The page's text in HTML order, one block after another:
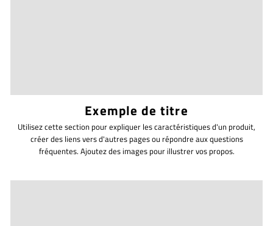
Exemple de titre
Utilisez cette section pour expliquer les caractéristiques d'un produit,
créer des liens vers d'autres pages ou répondre aux questions
fréquentes. Ajoutez des images pour illustrer vos propos.